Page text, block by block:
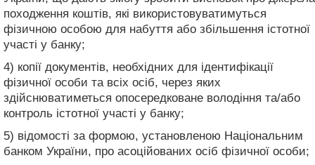
походження коштів, які використовуватимуться
фізичною особою для набуття або збільшення істотної
участі у банку;
4) копії документів, необхідних для ідентифікації
фізичної особи та всіх осіб, через яких
здійснюватиметься опосередковане володіння та/або
контроль істотної участі у банку;
5) відомості за формою, установленою Національним
банком України, про асоційованих осіб фізичної особи;